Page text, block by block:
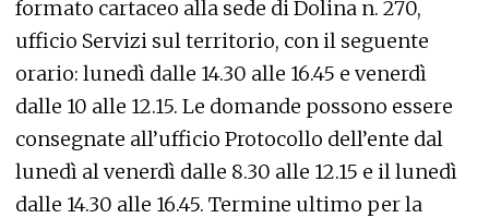
formato cartaceo alla sede di Dolina n. 270,
ufficio Servizi sul territorio, con il seguente
orario: lunedì dalle 14.30 alle 16.45 e venerdì
dalle 10 alle 12.15. Le domande possono essere
consegnate all’ufficio Protocollo dell’ente dal
lunedì al venerdì dalle 8.30 alle 12.15 e il lunedì
dalle 14.30 alle 16.45. Termine ultimo per la